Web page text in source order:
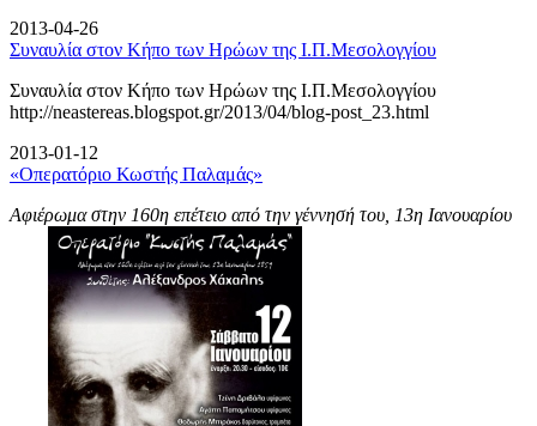
2013-04-26
Συναυλία στον Κήπο των Ηρώων της Ι.Π.Μεσολογγίου
Συναυλία στον Κήπο των Ηρώων της Ι.Π.Μεσολογγίου
http://neastereas.blogspot.gr/2013/04/blog-post_23.html
2013-01-12
«Οπερατόριο Κωστής Παλαμάς»
Αφιέρωμα στην 160η επέτειο από την γέννησή του, 13η Ιανουαρίου